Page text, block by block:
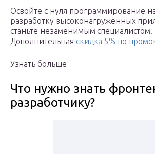
Освойте с нуля программирование
разработку высоконагруженных
станьте незаменимым специалистом.
Дополнительная скидка 5% по
Узнать больше
Что нужно знать
разработчику?